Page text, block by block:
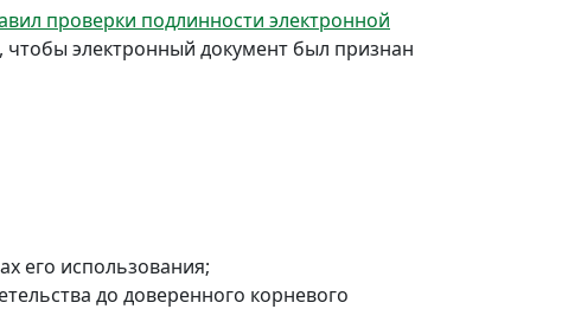
проверки подлинности электронной
электронный документ был признан
его использования;
до доверенного корневого